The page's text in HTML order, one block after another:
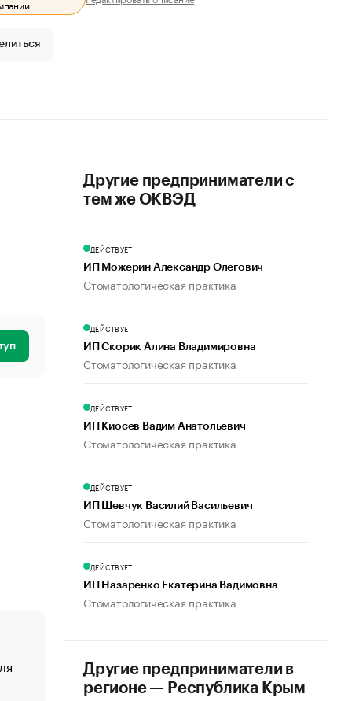
«От спорта тело стареет иначе». Как живет глава
создавшей GTA
Другие предприниматели с
тем же ОКВЭД
ДЕЙСТВУЕТ
ИП Можерин Александр Олегович
Стоматологическая практика
ДЕЙСТВУЕТ
ИП Скорик Алина Владимировна
Стоматологическая практика
ДЕЙСТВУЕТ
ИП Киосев Вадим Анатольевич
Стоматологическая практика
ДЕЙСТВУЕТ
ИП Шевчук Василий Васильевич
Стоматологическая практика
ДЕЙСТВУЕТ
ИП Назаренко Екатерина Вадимовна
Стоматологическая практика
Другие предприниматели в
регионе — Республика Крым